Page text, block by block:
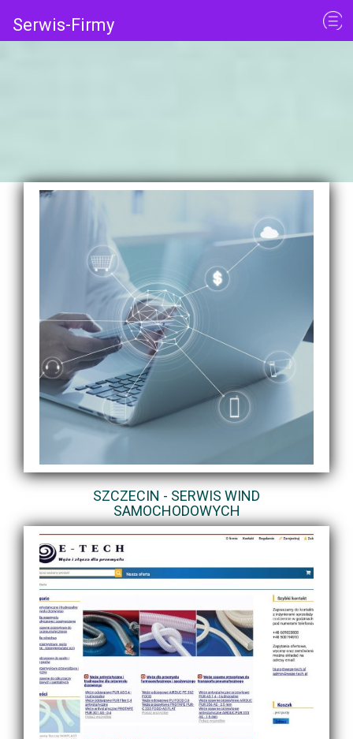
Serwis-Firmy
SZCZECIN - SERWIS WIND
SAMOCHODOWYCH